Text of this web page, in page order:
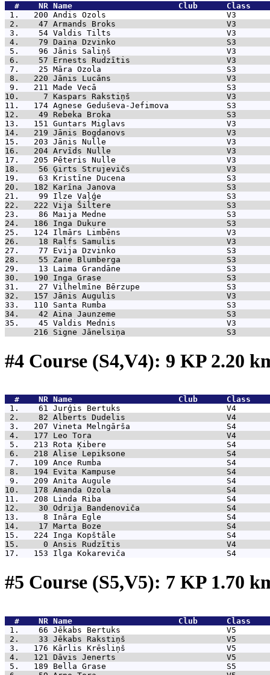
  #    NR
Name                      Club
1.   200 Andis Ozols                         V3
2.    47 Armands Broks                       V3
3.    54 Valdis Tilts                        V3
4.    79 Daina Dzvinko                       S3
5.    96 Jānis Saliņš                        V3
6.    57 Ernests Rudzītis                    V3
7.    25 Māra Ozola                          S3
8.   220 Jānis Lucāns                        V3
9.   211 Made Vecā                           S3
10.     7 Kaspars Rakstiņš                    V3
11.   174 Agnese Geduševa-Jefimova            S3
12.    49 Rebeka Broka                        S3
13.   151 Guntars Miglavs                     V3
14.   219 Jānis Bogdanovs                     V3
15.   203 Jānis Nulle                         V3
16.   204 Arvīds Nulle                        V3
17.   205 Pēteris Nulle                       V3
18.    56 Ģirts Strujevičs                    V3
19.    63 Kristīne Ducena                     S3
20.   182 Karīna Janova                       S3
21.    99 Ilze Vaļģe                          S3
22.   222 Vija Šiltere                        S3
23.    86 Maija Medne                         S3
24.   186 Inga Dukure                         S3
25.   124 Ilmārs Limbēns                      V3
26.    18 Ralfs Samulis                       V3
27.    77 Evija Dzvinko                       S3
28.    55 Zane Blumberga                      S3
29.    13 Laima Grandāne                      S3
30.   190 Inga Grase                          S3
31.    27 Vilhelmīne Bērzupe                  S3
32.   157 Jānis Augulis                       V3
33.   110 Santa Rumba                         S3
34.    42 Aina Jaunzeme                       S3
35.    45 Valdis Mednis                       V3
      216
Signe Jānelsiņa                     S3
#4 Course (S4,V4): 9 KP 2.20
  #    NR
Name                      Club
1.    61 Jurģis Bertuks                      V4
2.    82 Alberts Dudelis                     V4
3.   207 Vineta Melngārša                    S4
4.   177 Leo Tora                            V4
5.   213 Rota Ķibere                         S4
6.   218 Alise Lepiksone                     S4
7.   109 Ance Rumba                          S4
8.   194 Evita Kampuse                       S4
9.   209 Anita Augule                        S4
10.   178 Amanda Ozola                        S4
11.   208 Linda Riba                          S4
12.    30 Odrija Bandenoviča                  S4
13.     8 Ināra Egle                          S4
14.    17 Marta Boze                          S4
15.   224 Inga Kopštāle                       S4
15.     0 Ansis Rudzītis                      V4
17.   153 Ilga Kokareviča                     S4
#5 Course (S5,V5): 7 KP 1.70
  #    NR
Name                      Club
1.    66 Jēkabs Bertuks                      V5
2.    33 Jēkabs Rakstiņš                     V5
3.   176 Kārlis Krēsliņš                     V5
4.   121 Dāvis Jenerts                       V5
5.   189 Bella Grase                         S5